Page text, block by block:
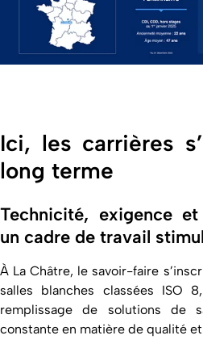
Ici, les carrières
long terme
Technicité, exigence
un cadre de travail
À La Châtre, le savoir-faire
salles blanches classées ISO
remplissage de solutions de
constante en matière de qualité